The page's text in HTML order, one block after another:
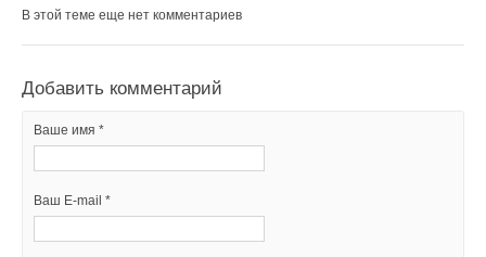
В этой теме еще нет комментариев
Добавить комментарий
Ваше имя *
Ваш E-mail *